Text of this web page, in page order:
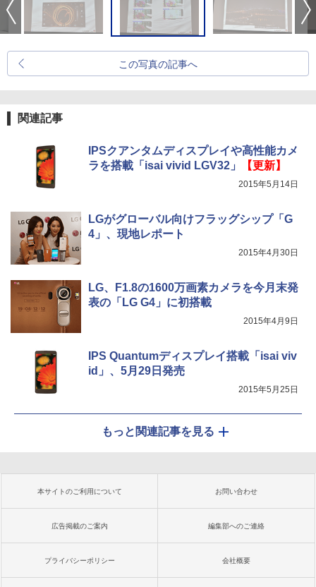
この写真の記事へ
関連記事
IPSクアンタムディスプレイや高性能カメ
ラを搭載「isai vivid LGV32」
【更新】
2015年5月14日
LGがグローバル向けフラッグシップ「G
4」、現地レポート
2015年4月30日
LG、F1.8の1600万画素カメラを今月末発
表の「LG G4」に初搭載
2015年4月9日
IPS Quantumディスプレイ搭載「isai viv
id」、5月29日発売
2015年5月25日
もっと関連記事を見る
本サイトのご利用について お問い合わせ
広告掲載のご案内 編集部へのご連絡
プライバシーポリシー 会社概要